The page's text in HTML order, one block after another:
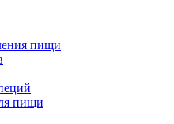
пищи
пищи